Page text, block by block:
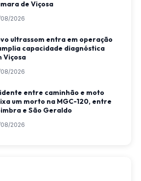
de Viçosa
2026
ultrassom entra em operação
capacidade diagnóstica
Viçosa
2026
entre caminhão e moto
um morto na MGC-120, entre
e São Geraldo
2026